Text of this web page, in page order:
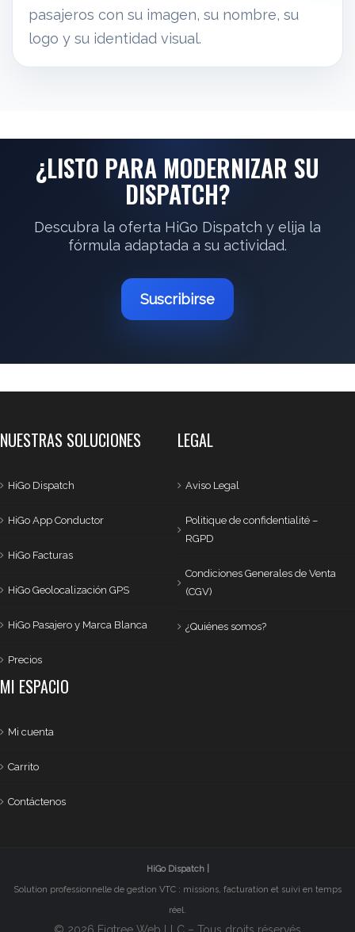
pasajeros con su imagen, su nombre, su
logo y su identidad visual.
¿LISTO PARA MODERNIZAR SU
DISPATCH?
Descubra la oferta HiGo Dispatch y elija la
fórmula adaptada a su actividad.
Suscribirse
NUESTRAS SOLUCIONES
HiGo Dispatch
HiGo App Conductor
HiGo Facturas
HiGo Geolocalización GPS
HiGo Pasajero y Marca Blanca
Precios
LEGAL
Aviso Legal
Politique de confidentialité –
RGPD
Condiciones Generales de Venta
(CGV)
¿Quiénes somos?
MI ESPACIO
Mi cuenta
Carrito
Contáctenos
HiGo Dispatch |
Solution professionnelle de gestion VTC : missions, facturation et suivi en temps
réel.
© 2026 Figtree Web LLC – Tous droits réservés